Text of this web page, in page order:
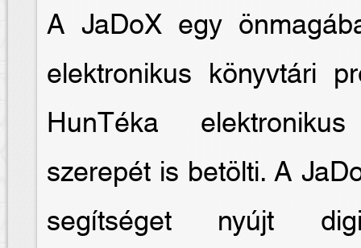
A JaDoX egy
elektronikus könyvtári
HunTéka
szerepét is betölti. A
segítséget nyújt